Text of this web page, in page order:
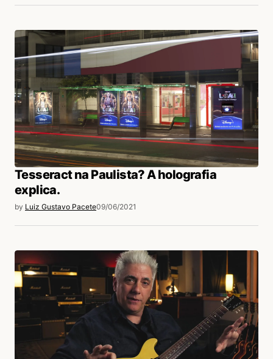
Tesseract na Paulista? A holografia
explica.
by Luiz Gustavo Pacete09/06/2021